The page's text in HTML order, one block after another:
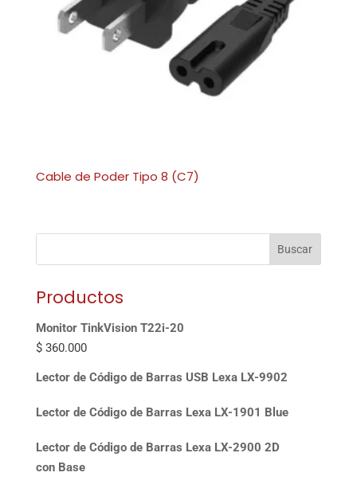
Cable de Poder Tipo 8 (C7)
Buscar
Productos
Monitor TinkVision T22i-20
$360.000
Lector de Código de Barras USB Lexa LX-9902
Lector de Código de Barras Lexa LX-1901 Blue
Lector de Código de Barras Lexa LX-2900 2D
con Base